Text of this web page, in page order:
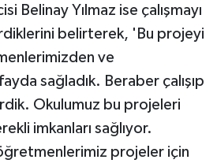
Belinay Yılmaz ise çalışmayı
belirterek, 'Bu projeyi
ve
sağladık. Beraber çalışıp
Okulumuz bu projeleri
imkanları sağlıyor.
projeler için